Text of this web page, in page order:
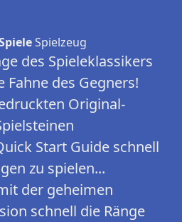
Spielzeug
des Spieleklassikers
Fahne des Gegners!
Original-
Start Guide schnell
zu spielen...
der geheimen
schnell die Ränge